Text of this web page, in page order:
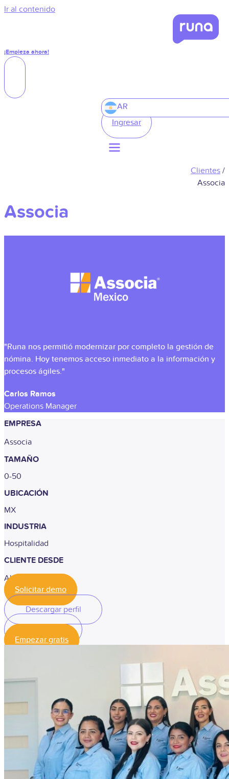
Ir al contenido
¡Empieza ahora!
AR
Ingresar
Clientes /
Associa
Associa
"Runa nos permitió modernizar por completo la gestión de
nómina. Hoy tenemos acceso inmediato a la información y
procesos ágiles."
Carlos Ramos
Operations Manager
EMPRESA
Associa
TAMAÑO
0-50
UBICACIÓN
MX
INDUSTRIA
Hospitalidad
CLIENTE DESDE
Abril, 2024
Solicitar demo
Descargar perfil
Descargar perfil
Empezar gratis